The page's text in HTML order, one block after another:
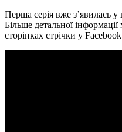
Перша серія вже з’явилась у
Більше детальної
сторінках стрічки у